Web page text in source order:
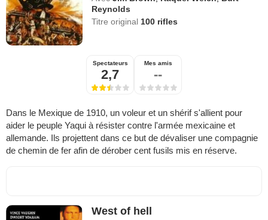
Reynolds
Titre original 100 rifles
Spectateurs
2,7
Mes amis
--
Dans le Mexique de 1910, un voleur et un shérif s'allient pour
aider le peuple Yaqui à résister contre l'armée mexicaine et
allemande. Ils projettent dans ce but de dévaliser une compagnie
de chemin de fer afin de dérober cent fusils mis en réserve.
West of hell